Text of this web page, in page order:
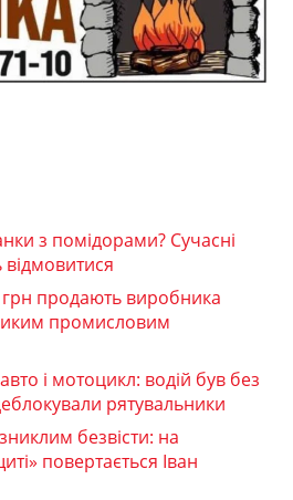
з помідорами? Сучасні
відмовитися
грн продають виробника
промисловим
і мотоцикл: водій був без
рятувальники
безвісти: на
повертається Іван